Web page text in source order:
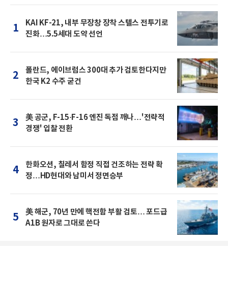
1
KAI KF-21, 내부 무장창 장착 스텔스 전투기로
진화…5.5세대 도약 선언
2
폴란드, 에이브럼스 300대 추가 검토한다지만
한국 K2 수주 굳건
3
美 공군, F-15·F-16 엔진 독점 깨나…'전략적
경쟁' 입찰 전환
4
한화오션, 칠레서 함정 직접 건조하는 전략 확
정…HD현대와 남미서 정면승부
5
美 해군, 70년 만에 핵전함 부활 검토… 포드급
A1B 원자로 그대로 쓴다